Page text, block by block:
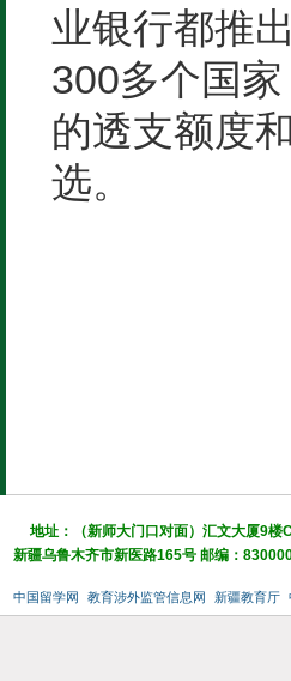
业银行都推
300多个国
的透支额度
选。
地址：（新师大门口对面）汇文大厦9楼
新疆乌鲁木齐市新医路165号 邮编：
中国留学网 教育涉外监管信息网 新疆教育厅